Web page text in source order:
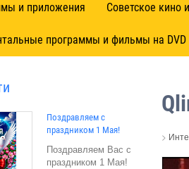
и приложения Советское кино
программы и фильмы на DVD
Поздравляем с
праздником 1 Мая!
Поздравляем Вас с
праздником 1 Мая!
>